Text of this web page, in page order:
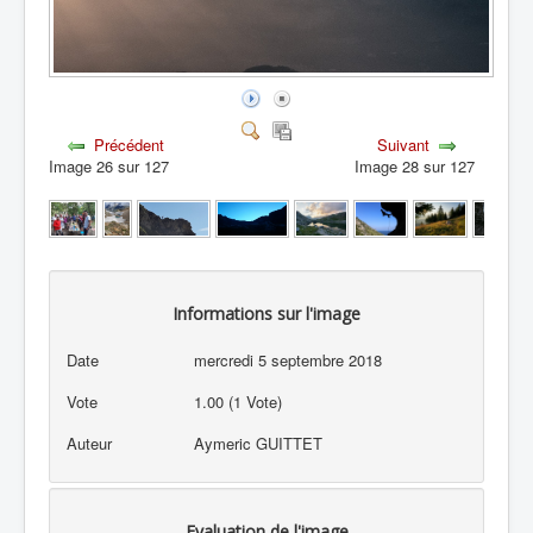
Précédent
Image 26 sur 127
Suivant
Image 28 sur 127
Informations sur l'image
Date
mercredi 5 septembre 2018
Vote
1.00 (1 Vote)
Auteur
Aymeric GUITTET